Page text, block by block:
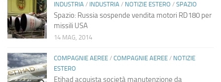
INDUSTRIA / INDUSTRIA / NOTIZIE ESTERO / SPAZIO
Spazio: Russia sospende vendita motori RD180 per
missili USA
14 MAG, 2014
COMPAGNIE AEREE / COMPAGNIE AEREE / NOTIZIE
ESTERO
Etihad acquista società manutenzione da